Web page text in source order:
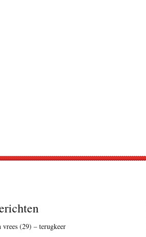
vrees (29) – terugkeer